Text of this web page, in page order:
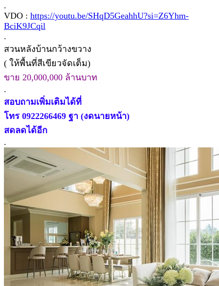
.
VDO : https://youtu.be/SHqD5GeahhU?si=Z6Yhm-
BciK9JCqil
.
สวนหลังบ้านกว้างขวาง
( ให้พื้นที่สีเขียวจัดเต็ม)
ขาย 20,000,000 ล้านบาท
.
สอบถามเพิ่มเติมได้ที่
โทร 0922266469 ฐา (งดนายหน้า)
สดลดได้อีก
.